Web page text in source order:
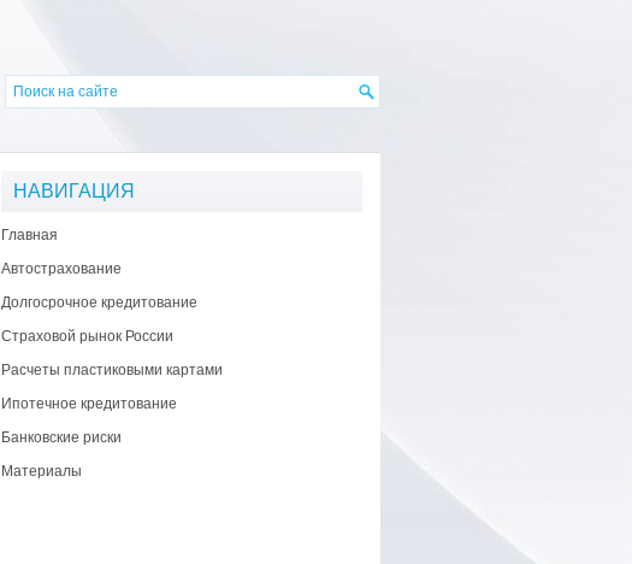
НАВИГАЦИЯ
Главная
Автострахование
Долгосрочное кредитование
Страховой рынок России
Расчеты пластиковыми картами
Ипотечное кредитование
Банковские риски
Материалы